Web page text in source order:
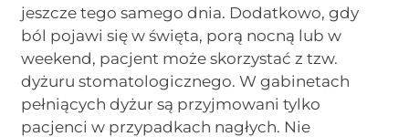
jeszcze tego samego dnia. Dodatkowo, gdy
ból pojawi się w święta, porą nocną lub w
weekend, pacjent może skorzystać z tzw.
dyżuru stomatologicznego. W gabinetach
pełniących dyżur są przyjmowani tylko
pacjenci w przypadkach nagłych. Nie